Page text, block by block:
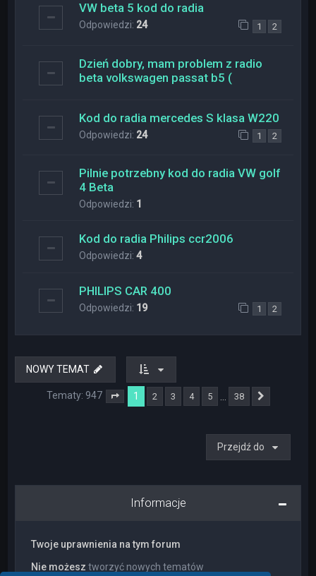
VW beta 5 kod do radia
Odpowiedzi: 24 1 2
Dzień dobry, mam problem z radio
beta volkswagen passat b5 (
Kod do radia mercedes S klasa W220
Odpowiedzi: 24 1 2
Pilnie potrzebny kod do radia VW golf
4 Beta
Odpowiedzi: 1
Kod do radia Philips ccr2006
Odpowiedzi:4
PHILIPS CAR 400
Odpowiedzi: 19 1 2
NOWY TEMAT
Tematy: 947 Strona 1z 38
1 2 3 4 5 38
Przejdź do
Informacje
Twoje uprawnienia na tym forum
Nie możesz tworzyć nowych tematów